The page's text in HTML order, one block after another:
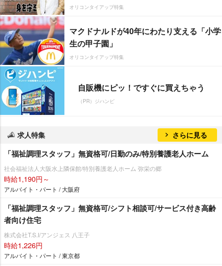
オリコンタイアップ特集
マクドナルドが40年にわたり支える「小学
生の甲子園」
オリコンタイアップ特集
自販機にピッ！ですぐに買えちゃう
（PR）ジハンピ
求人特集 さらに見る
「福祉調理スタッフ」無資格可/日勤のみ/特別養護老人ホーム
社会福祉法人大阪水上隣保館/特別養護老人ホーム 弥栄の郷
時給1,190円～
アルバイト・パート / 大阪府
「福祉調理スタッフ」無資格可/シフト相談可/サービス付き高齢
者向け住宅
株式会社T.S.I/アンジェス 八王子
時給1,226円
アルバイト・パート / 東京都